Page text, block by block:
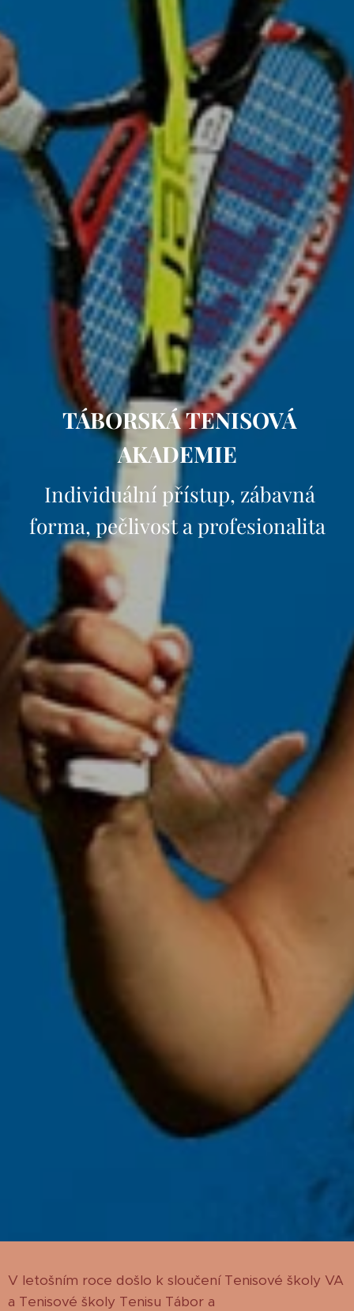
TÁBORSKÁ TENISOVÁ
AKADEMIE
Individuální přístup, zábavná
forma, pečlivost a profesionalita
V letošním roce došlo k sloučení Tenisové školy VA
a Tenisové školy Tenisu Tábor a